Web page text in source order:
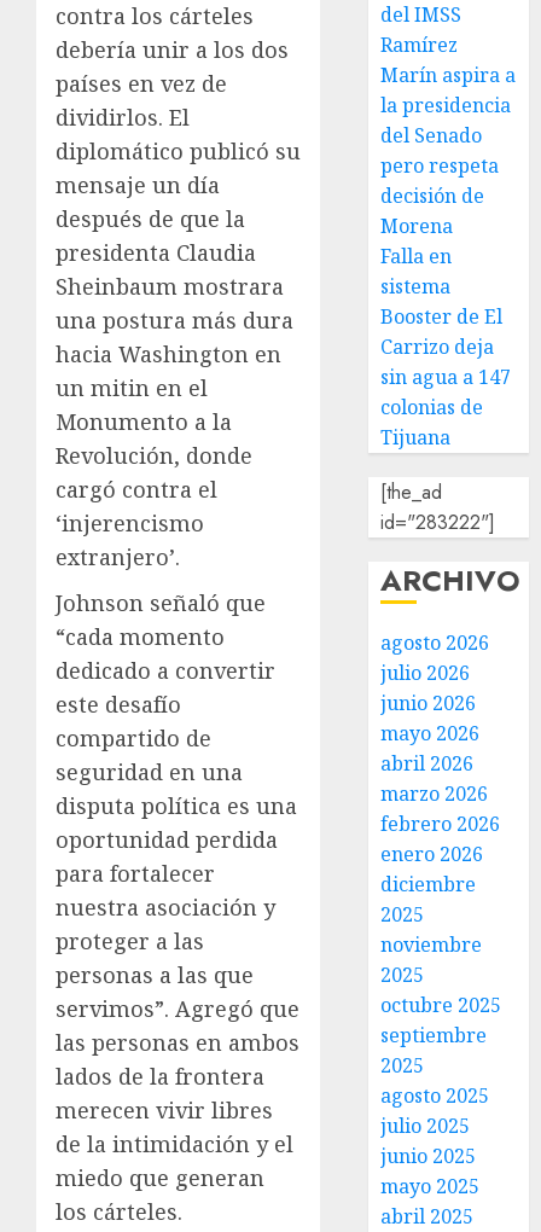
contra los cárteles
debería unir a los dos
países en vez de
dividirlos. El
diplomático publicó su
mensaje un día
después de que la
presidenta Claudia
Sheinbaum mostrara
una postura más dura
hacia Washington en
un mitin en el
Monumento a la
Revolución, donde
cargó contra el
‘injerencismo
extranjero’.
Johnson señaló que
“cada momento
dedicado a convertir
este desafío
compartido de
seguridad en una
disputa política es una
oportunidad perdida
para fortalecer
nuestra asociación y
proteger a las
personas a las que
servimos”. Agregó que
las personas en ambos
lados de la frontera
merecen vivir libres
de la intimidación y el
miedo que generan
los cárteles.
del IMSS
Ramírez
Marín aspira a
la presidencia
del Senado
pero respeta
decisión de
Morena
Falla en
sistema
Booster de El
Carrizo deja
sin agua a 147
colonias de
Tijuana
[the_ad
id="283222"]
ARCHIVO
agosto 2026
julio 2026
junio 2026
mayo 2026
abril 2026
marzo 2026
febrero 2026
enero 2026
diciembre
2025
noviembre
2025
octubre 2025
septiembre
2025
agosto 2025
julio 2025
junio 2025
mayo 2025
abril 2025